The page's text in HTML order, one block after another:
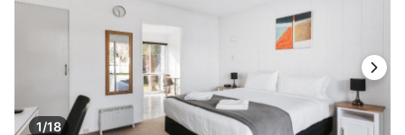
1/18